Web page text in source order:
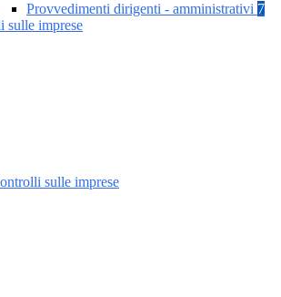
Provvedimenti dirigenti - amministrativi 7
sulle imprese
sulle imprese